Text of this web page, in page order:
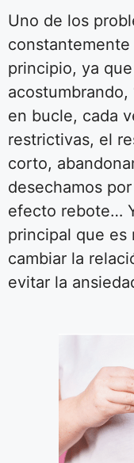
Uno de los
principio, ya
acostumbrando,
en bucle, cada
restrictivas, el
corto,
desechamos
efecto rebote…
principal que es
cambiar la
evitar la